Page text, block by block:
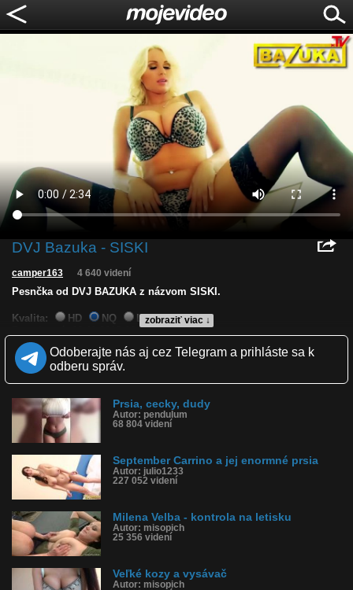
DVJ Bazuka - SISKI
zobraziť viac ↓
camper163 4 640 videní
Pesnčka od DVJ BAZUKA z názvom SISKI.
Kvalita: HD NQ
LQ
Zverejnené: 20.11.2019 16:10
Páči sa: 40% (10 hlasov)
Obľúbené: 6
Komentárov: 2
Dľžka: 2:34
Tagy: cecky, duša, prsia, kozy, dudy, videoklip
História sledovanosti videa:
Odoberajte nás aj cez Telegram a prihláste sa k
odberu správ.
Prsia, cecky, dudy
Autor: pendulum
68 804 videní
September Carrino a jej enormné prsia
Autor: julio1233
227 052 videní
Milena Velba - kontrola na letisku
Autor: misopich
25 356 videní
Veľké kozy a vysávač
Autor: misopich